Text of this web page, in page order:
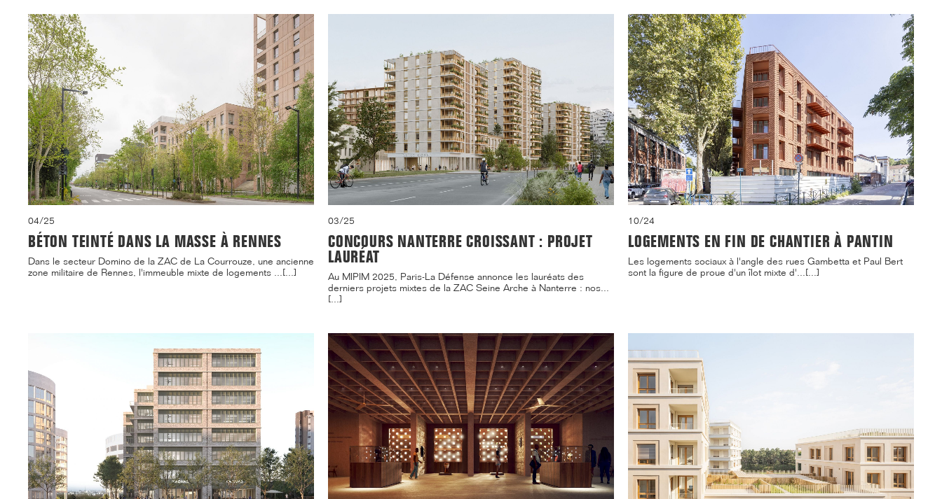
04/25
BÉTON TEINTÉ DANS LA MASSE À RENNES
Dans le secteur Domino de la ZAC de La Courrouze, une ancienne
zone militaire de Rennes, l'immeuble mixte de logements ...[...]
03/25
CONCOURS NANTERRE CROISSANT : PROJET
LAURÉAT
Au MIPIM 2025, Paris-La Défense annonce les lauréats des
derniers projets mixtes de la ZAC Seine Arche à Nanterre : nos...
[...]
10/24
LOGEMENTS EN FIN DE CHANTIER À PANTIN
Les logements sociaux à l'angle des rues Gambetta et Paul Bert
sont la figure de proue d'un îlot mixte d'...[...]